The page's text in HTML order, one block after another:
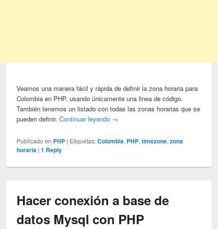
Veamos una manera fácil y rápida de definir la zona horaria para
Colombia en PHP, usando únicamente una linea de código.
También tenemos un listado con todas las zonas horarias que se
pueden definir.Continuar leyendo →
Publicado en PHP | Etiquetas: Colombia, PHP,timezone,zona
horaria |1 Reply
Hacer conexión a base de
datos Mysql con PHP